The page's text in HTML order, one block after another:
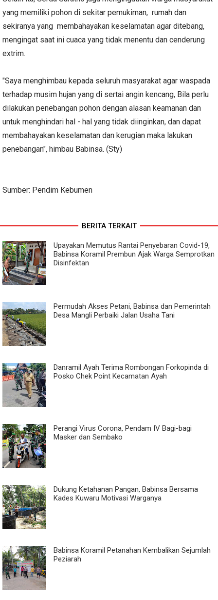
yang memiliki pohon di sekitar pemukiman, rumah dan
sekiranya yang membahayakan keselamatan agar ditebang,
mengingat saat ini cuaca yang tidak menentu dan cenderung
extrim.
"Saya menghimbau kepada seluruh masyarakat agar waspada
terhadap musim hujan yang di sertai angin kencang, Bila perlu
dilakukan penebangan pohon dengan alasan keamanan dan
untuk menghindari hal - hal yang tidak diinginkan, dan dapat
membahayakan keselamatan dan kerugian maka lakukan
penebangan", himbau Babinsa. (Sty)
Sumber: Pendim Kebumen
BERITA TERKAIT
Upayakan Memutus Rantai Penyebaran Covid-19,
Babinsa Koramil Prembun Ajak Warga Semprotkan
Disinfektan
Permudah Akses Petani, Babinsa dan Pemerintah
Desa Mangli Perbaiki Jalan Usaha Tani
Danramil Ayah Terima Rombongan Forkopinda di
Posko Chek Point Kecamatan Ayah
Perangi Virus Corona, Pendam IV Bagi-bagi
Masker dan Sembako
Dukung Ketahanan Pangan, Babinsa Bersama
Kades Kuwaru Motivasi Warganya
Babinsa Koramil Petanahan Kembalikan Sejumlah
Peziarah